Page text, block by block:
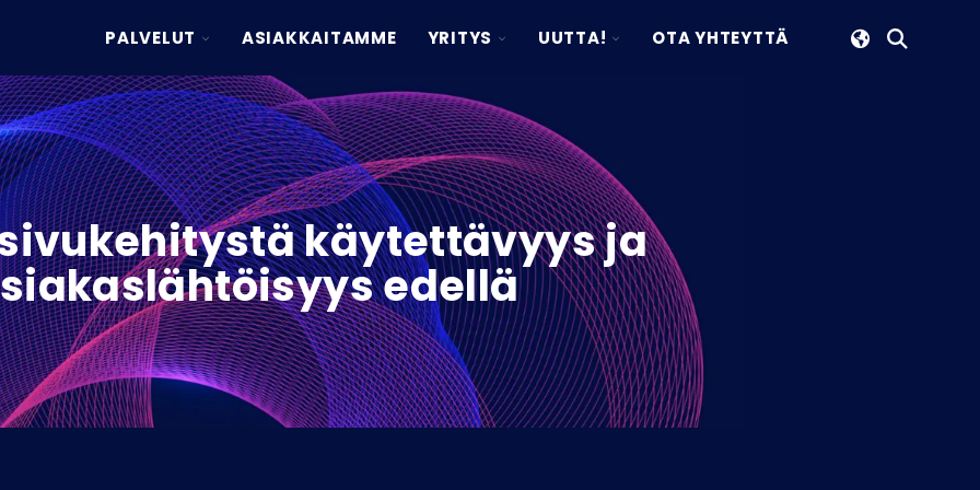
PALVELUT TOGGLE
PALVELUT
ASIAKKAITAMME YRITYS TOGGLEUUTTA! TOGGLEOTA YHTEYTTÄ
Avaa
käytet­tävyys ja
edellä